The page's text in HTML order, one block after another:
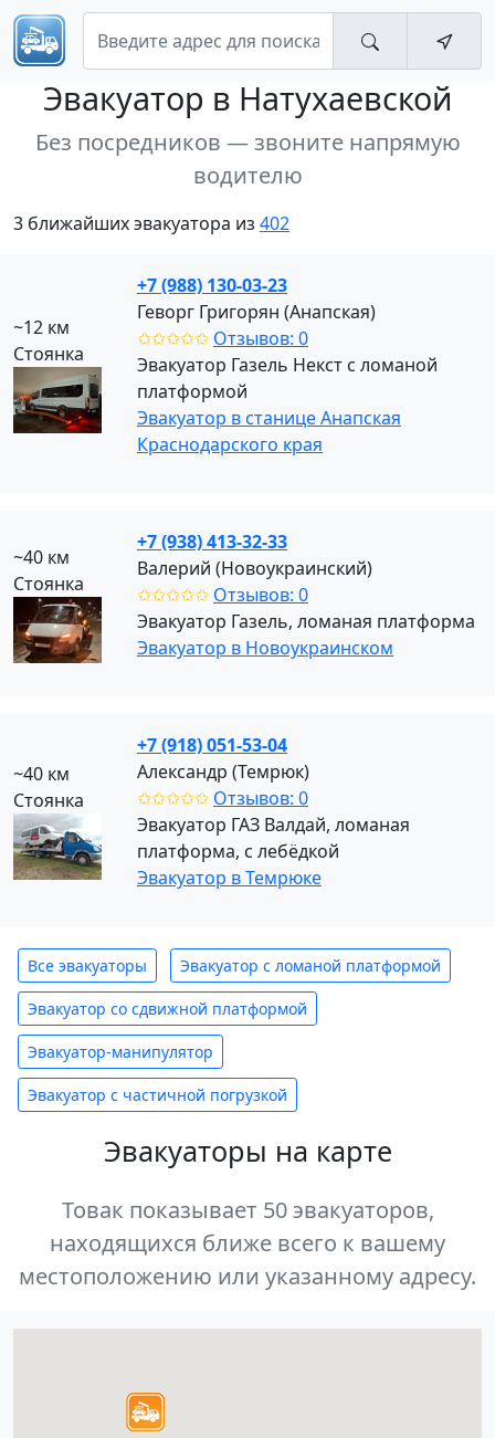
Эвакуатор в Натухаевской
Без посредников — звоните напрямую
водителю
3 ближайших эвакуатора из 402
~12 км
Стоянка
+7 (988) 130-03-23
Геворг Григорян (Анапская)
✩✩✩✩✩ Отзывов: 0
Эвакуатор Газель Некст с ломаной
платформой
Эвакуатор в станице Анапская
Краснодарского края
~40 км
Стоянка
+7 (938) 413-32-33
Валерий (Новоукраинский)
✩✩✩✩✩ Отзывов: 0
Эвакуатор Газель, ломаная платформа
Эвакуатор в Новоукраинском
~40 км
Стоянка
+7 (918) 051-53-04
Александр (Темрюк)
✩✩✩✩✩ Отзывов: 0
Эвакуатор ГАЗ Валдай, ломаная
платформа, с лебёдкой
Эвакуатор в Темрюке
Все эвакуаторы Эвакуатор с ломаной платформой
Эвакуатор со сдвижной платформой
Эвакуатор-манипулятор
Эвакуатор с частичной погрузкой
Эвакуаторы на карте
Товак показывает 50 эвакуаторов,
находящихся ближе всего к вашему
местоположению или указанному адресу.